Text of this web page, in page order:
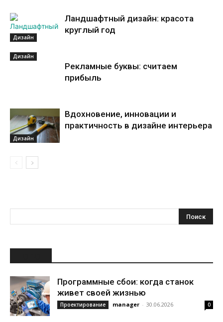
Дизайн
Ландшафтный дизайн: красота
круглый год
Дизайн
Рекламные буквы: считаем
прибыль
Дизайн
Вдохновение, инновации и
практичность в дизайне интерьера
Программные сбои: когда станок
живет своей жизнью
Проектирование manager - 30.06.2026 0